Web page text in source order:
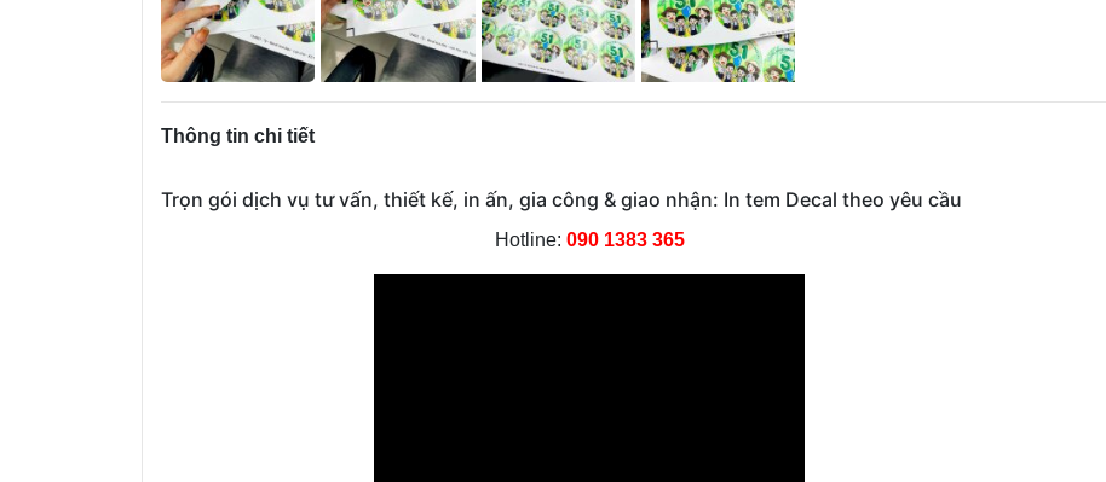
Thông tin chi tiết
Trọn gói dịch vụ tư vấn, thiết kế, in ấn, gia công & giao nhận: In tem Decal theo yêu cầu
Hotline: 090 1383 365